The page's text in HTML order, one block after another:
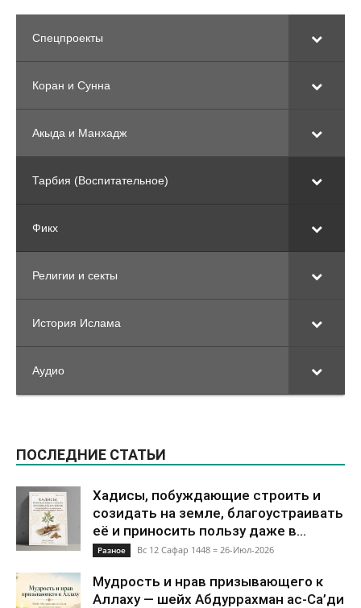
Спецпроекты
Коран и Сунна
Акыда и Манхадж
Тарбия (Воспитательное)
Фикх
Религии и секты
История Ислама
Аудио
ПОСЛЕДНИЕ СТАТЬИ
Хадисы, побуждающие строить и
созидать на земле, благоустраивать
её и приносить пользу даже в...
Разное Вс 12 Сафар 1448 = 26-Июл-2026
Мудрость и нрав призывающего к
Аллаху — шейх Абдуррахман ас-Са’ди